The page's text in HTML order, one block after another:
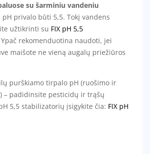
su šarminiu vandeniu
pH privalo būti 5,5. Tokį vandens
užtikrinti su FIX pH 5,5
Ypač rekomenduotina naudoti, jei
maišote ne vieną augalų priežiūros
purškiamo tirpalo pH (ruošimo ir
– padidinsite pesticidų ir trąšų
5,5 stabilizatorių įsigykite čia: FIX pH